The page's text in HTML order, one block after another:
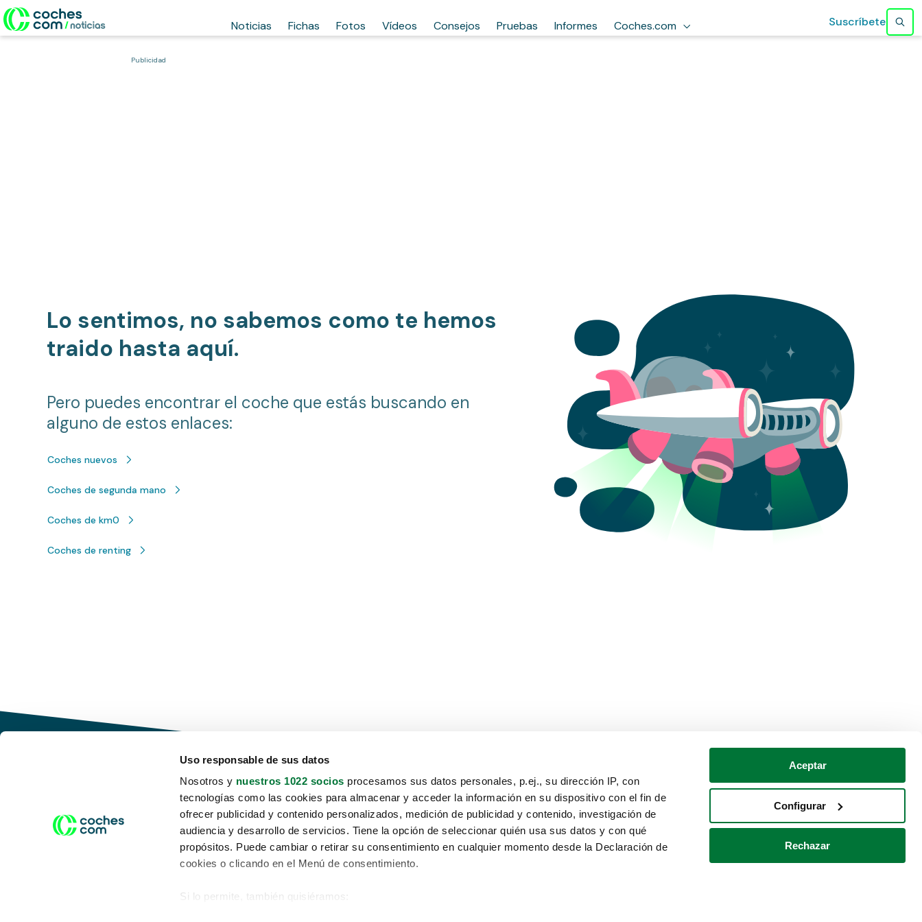
Uso responsable de sus datos
Nosotros y nuestros 1022 socios procesamos sus datos personales, p.ej., su dirección IP, con
tecnologías como las cookies para almacenar y acceder la información en su dispositivo con el fin de
ofrecer publicidad y contenido personalizados, medición de publicidad y contenido, investigación de
audiencia y desarrollo de servicios. Tiene la opción de seleccionar quién usa sus datos y con qué
propósitos. Puede cambiar o retirar su consentimiento en cualquier momento desde la Declaración de
cookies o clicando en el Menú de consentimiento.
Si lo permite, también quisiéramos:
Aceptar
Configurar
Rechazar
Noticias Fichas Fotos Vídeos Consejos Pruebas Informes Coches.com Suscríbete
Publicidad
Lo sentimos, no sabemos como te hemos
traido hasta aquí.
Pero puedes encontrar el coche que estás buscando en
alguno de estos enlaces:
Coches nuevos
Coches de segunda mano
Coches de km0
Coches de renting
Conduce tu futuro,
desata tu movilidad